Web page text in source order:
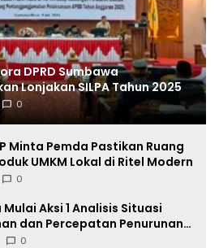
DPRD Sumbawa
Lonjakan SILPA Tahun 2025
0
Minta Pemda Pastikan Ruang
UMKM Lokal di Ritel Modern
0
Aksi 1 Analisis Situasi
dan Percepatan Penurunan
2026
0